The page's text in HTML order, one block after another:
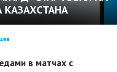
КАЗАХСТАНА
в матчах с